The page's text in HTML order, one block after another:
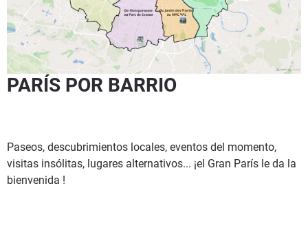
PARÍS POR BARRIO
Paseos, descubrimientos locales, eventos del momento,
visitas insólitas, lugares alternativos... ¡el Gran París le da la
bienvenida !